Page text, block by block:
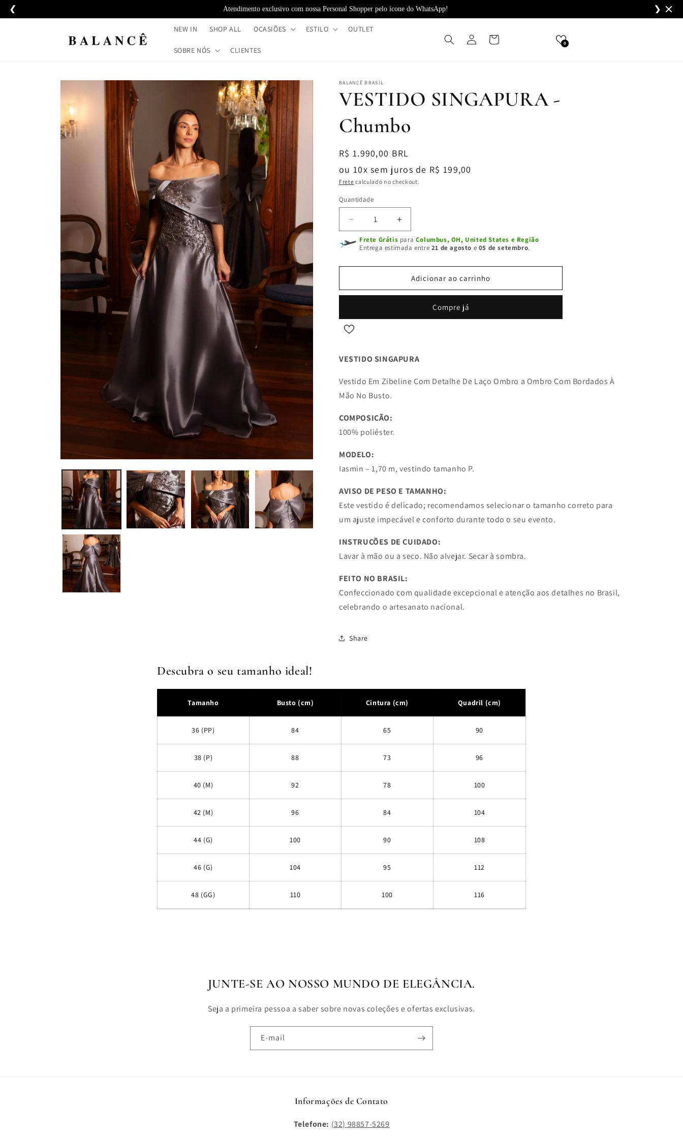
❮ Atendimento exclusivo com nossa Personal Shopper pelo ícone do WhatsApp! ❯
para o
conteúdo
NEW IN SHOP ALL OCASIÕES ESTILO OUTLET
SOBRE NÓS CLIENTES
Fazer
login
Carrinho 0
informações
do produto
BALANCÊ BRASIL
VESTIDO SINGAPURA -
Chumbo
Preço
normal
R$ 1.990,00 BRL
ou 10x sem juros de R$ 199,00
Frete calculado no checkout.
Quantidade
Diminuir
a
quantidade
VESTIDO
-
Chumbo
Aumentar
a
quantidade
VESTIDO
SINGAPURA
-
Chumbo
Frete Grátis para Columbus, OH, United States e Região
Entrega estimada entre 21 de agosto e 05 de setembro.
Adicionar ao carrinho
Compre já
VESTIDO SINGAPURA
Vestido Em Zibeline Com Detalhe De Laço Ombro a Ombro Com Bordados À
Mão No Busto.
COMPOSIÇÃO:
100% poliéster.
MODELO:
Iasmin – 1,70 m, vestindo tamanho P.
AVISO DE PESO E TAMANHO:
Este vestido é delicado; recomendamos selecionar o tamanho correto para
um ajuste impecável e conforto durante todo o seu evento.
INSTRUÇÕES DE CUIDADO:
Lavar à mão ou a seco. Não alvejar. Secar à sombra.
FEITO NO BRASIL:
Confeccionado com qualidade excepcional e atenção aos detalhes no Brasil,
celebrando o artesanato nacional.
Share
Descubra o seu tamanho ideal!
Tamanho Busto (cm) Cintura (cm) Quadril (cm)
36 (PP) 84 65 90
38 (P) 88 73 96
40 (M) 92 78 100
42 (M) 96 84 104
44 (G) 100 90 108
46 (G) 104 95 112
48 (GG) 110 100 116
JUNTE-SE AO NOSSO MUNDO DE ELEGÂNCIA.
Seja a primeira pessoa a saber sobre novas coleções e ofertas exclusivas.
E-mail
Informações de Contato
Telefone: (32) 98857-5269